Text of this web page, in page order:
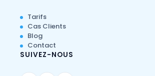
Tarifs
Cas Clients
Blog
Contact
SUIVEZ-NOUS